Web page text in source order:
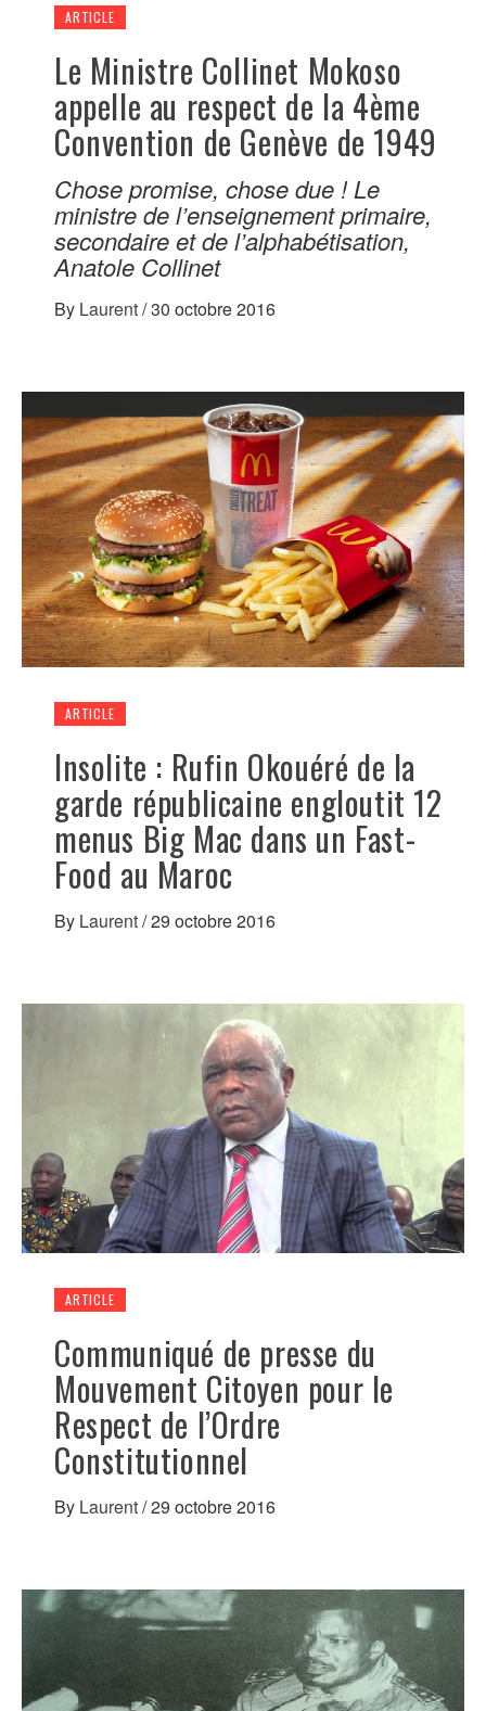
ARTICLE
Le Ministre Collinet Mokoso
appelle au respect de la 4ème
Convention de Genève de 1949
Chose promise, chose due ! Le
ministre de l’enseignement primaire,
secondaire et de l’alphabétisation,
Anatole Collinet
By Laurent/30 octobre 2016
ARTICLE
Insolite : Rufin Okouéré de la
garde républicaine engloutit 12
menus Big Mac dans un Fast-
Food au Maroc
By Laurent/29 octobre 2016
ARTICLE
Communiqué de presse du
Mouvement Citoyen pour le
Respect de l’Ordre
Constitutionnel
By Laurent/29 octobre 2016